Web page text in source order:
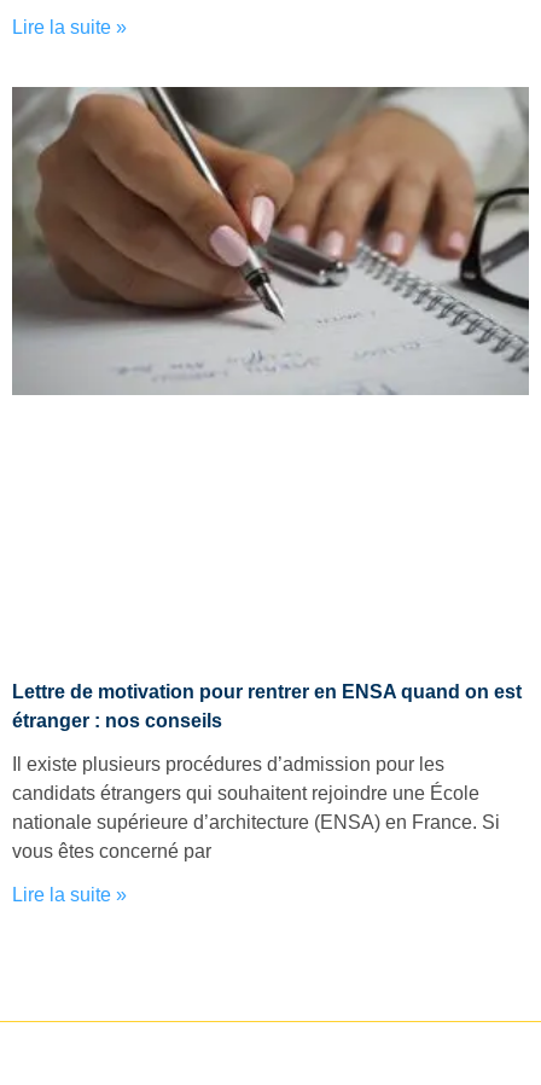
Lire la suite »
Lettre de motivation pour rentrer en ENSA quand on est
étranger : nos conseils
Il existe plusieurs procédures d’admission pour les
candidats étrangers qui souhaitent rejoindre une École
nationale supérieure d’architecture (ENSA) en France. Si
vous êtes concerné par
Lire la suite »